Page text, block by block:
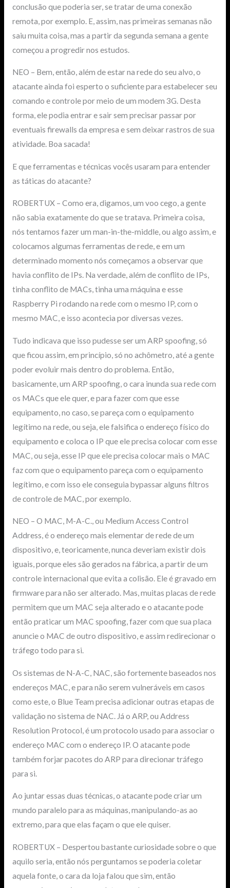
conclusão que poderia ser, se tratar de uma conexão
remota, por exemplo. E, assim, nas primeiras semanas não
saiu muita coisa, mas a partir da segunda semana a gente
começou a progredir nos estudos.
NEO – Bem, então, além de estar na rede do seu alvo, o
atacante ainda foi esperto o suficiente para estabelecer seu
comando e controle por meio de um modem 3G. Desta
forma, ele podia entrar e sair sem precisar passar por
eventuais firewalls da empresa e sem deixar rastros de sua
atividade. Boa sacada!
E que ferramentas e técnicas vocês usaram para entender
as táticas do atacante?
ROBERTUX – Como era, digamos, um voo cego, a gente
não sabia exatamente do que se tratava. Primeira coisa,
nós tentamos fazer um man-in-the-middle, ou algo assim, e
colocamos algumas ferramentas de rede, e em um
determinado momento nós começamos a observar que
havia conflito de IPs. Na verdade, além de conflito de IPs,
tinha conflito de MACs, tinha uma máquina e esse
Raspberry Pi rodando na rede com o mesmo IP, com o
mesmo MAC, e isso acontecia por diversas vezes.
Tudo indicava que isso pudesse ser um ARP spoofing, só
que ficou assim, em princípio, só no achômetro, até a gente
poder evoluir mais dentro do problema. Então,
basicamente, um ARP spoofing, o cara inunda sua rede com
os MACs que ele quer, e para fazer com que esse
equipamento, no caso, se pareça com o equipamento
legítimo na rede, ou seja, ele falsifica o endereço físico do
equipamento e coloca o IP que ele precisa colocar com esse
MAC, ou seja, esse IP que ele precisa colocar mais o MAC
faz com que o equipamento pareça com o equipamento
legítimo, e com isso ele conseguia bypassar alguns filtros
de controle de MAC, por exemplo.
NEO – O MAC, M-A-C., ou Medium Access Control
Address, é o endereço mais elementar de rede de um
dispositivo, e, teoricamente, nunca deveriam existir dois
iguais, porque eles são gerados na fábrica, a partir de um
controle internacional que evita a colisão. Ele é gravado em
firmware para não ser alterado. Mas, muitas placas de rede
permitem que um MAC seja alterado e o atacante pode
então praticar um MAC spoofing, fazer com que sua placa
anuncie o MAC de outro dispositivo, e assim redirecionar o
tráfego todo para si.
Os sistemas de N-A-C, NAC, são fortemente baseados nos
endereços MAC, e para não serem vulneráveis em casos
como este, o Blue Team precisa adicionar outras etapas de
validação no sistema de NAC. Já o ARP, ou Address
Resolution Protocol, é um protocolo usado para associar o
endereço MAC com o endereço IP. O atacante pode
também forjar pacotes do ARP para direcionar tráfego
para si.
Ao juntar essas duas técnicas, o atacante pode criar um
mundo paralelo para as máquinas, manipulando-as ao
extremo, para que elas façam o que ele quiser.
ROBERTUX – Despertou bastante curiosidade sobre o que
aquilo seria, então nós perguntamos se poderia coletar
aquela fonte, o cara da loja falou que sim, então